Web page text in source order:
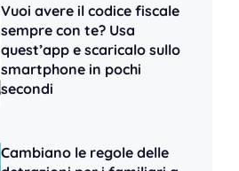
Vuoi avere il codice fiscale
sempre con te? Usa
quest’app e scaricalo sullo
smartphone in pochi
secondi
Cambiano le regole delle